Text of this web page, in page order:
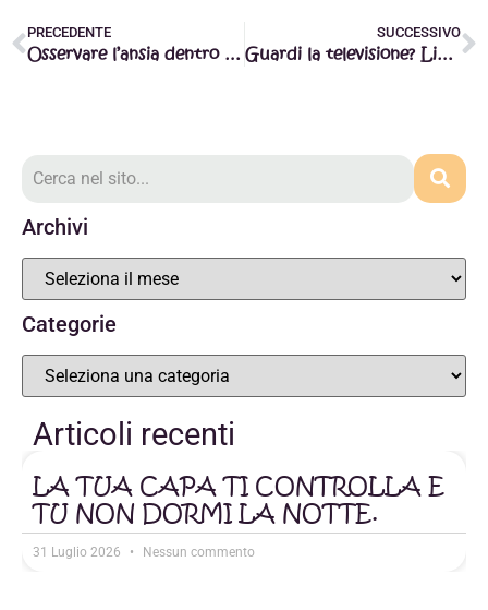
PRECEDENTE
Osservare l’ansia dentro di Sé
SUCCESSIVO
Guardi la televisione? Liberati dalla paura con un click
Archivi
Categorie
Articoli recenti
LA TUA CAPA TI CONTROLLA E
TU NON DORMI LA NOTTE.
31 Luglio 2026 Nessun commento